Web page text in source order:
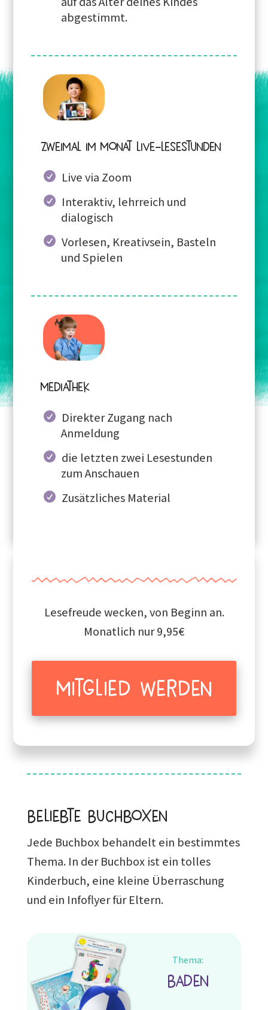
abgestimmt.
zweimal im Monat live-Lesestunden
Live via Zoom
Interaktiv, lehrreich und
dialogisch
Vorlesen, Kreativsein, Basteln
und Spielen
Mediathek
Direkter Zugang nach
Anmeldung
die letzten zwei Lesestunden
zum Anschauen
Zusätzliches Material
Lesefreude wecken, von Beginn an.
Monatlich nur 9,95€
Mitglied werden
Beliebte Buchboxen
Jede Buchbox behandelt ein bestimmtes
Thema. In der Buchbox ist ein tolles
Kinderbuch, eine kleine Überraschung
und ein Infoflyer für Eltern.
Thema:
Baden